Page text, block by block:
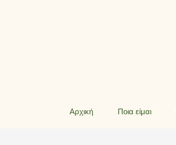
Αρχική Ποια είμαι